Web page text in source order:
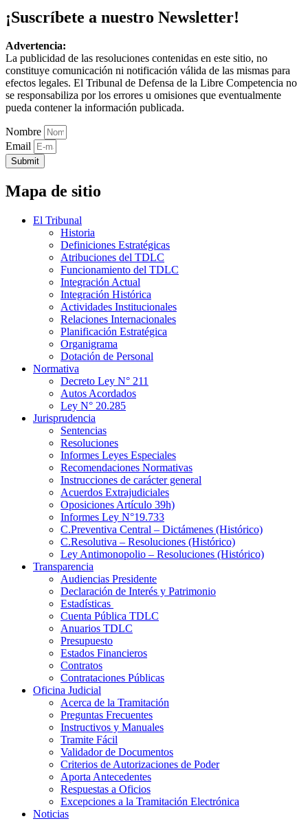
¡Suscríbete a nuestro Newsletter!
Advertencia:
La publicidad de las resoluciones contenidas en este sitio, no
constituye comunicación ni notificación válida de las mismas para
efectos legales. El Tribunal de Defensa de la Libre Competencia no
se responsabiliza por los errores u omisiones que eventualmente
pueda contener la información publicada.
Nombre
Email
Submit
Mapa de sitio
El Tribunal
Historia
Definiciones Estratégicas
Atribuciones del TDLC
Funcionamiento del TDLC
Integración Actual
Integración Histórica
Actividades Institucionales
Relaciones Internacionales
Planificación Estratégica
Organigrama
Dotación de Personal
Normativa
Decreto Ley N° 211
Autos Acordados
Ley N° 20.285
Jurisprudencia
Sentencias
Resoluciones
Informes Leyes Especiales
Recomendaciones Normativas
Instrucciones de carácter general
Acuerdos Extrajudiciales
Oposiciones Artículo 39h)
Informes Ley N°19.733
C.Preventiva Central – Dictámenes (Histórico)
C.Resolutiva – Resoluciones (Histórico)
Ley Antimonopolio – Resoluciones (Histórico)
Transparencia
Audiencias Presidente
Declaración de Interés y Patrimonio
Estadísticas
Cuenta Pública TDLC
Anuarios TDLC
Presupuesto
Estados Financieros
Contratos
Contrataciones Públicas
Oficina Judicial
Acerca de la Tramitación
Preguntas Frecuentes
Instructivos y Manuales
Tramite Fácil
Validador de Documentos
Criterios de Autorizaciones de Poder
Aporta Antecedentes
Respuestas a Oficios
Excepciones a la Tramitación Electrónica
Noticias